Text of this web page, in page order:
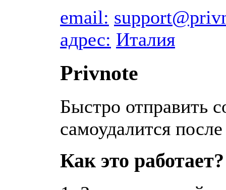
email:
адрес: Италия
Privnote
Быстро отправить
самоудалится
Как это работает?